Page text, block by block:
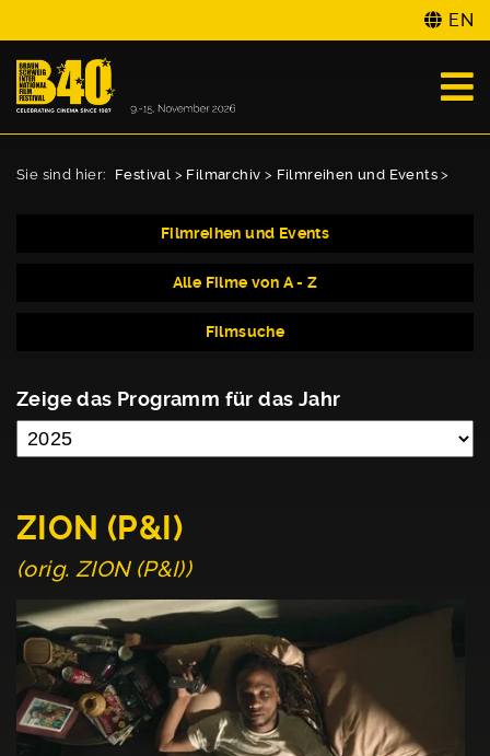
EN
Sie sind hier: Festival > Filmarchiv > Filmreihen und Events >
Filmreihen und Events
Alle Filme von A - Z
Filmsuche
Zeige das Programm für das Jahr
ZION (P&I)
(orig. ZION (P&I))